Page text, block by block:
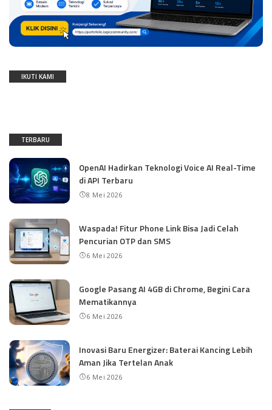
IKUTI KAMI
TERBARU
OpenAI Hadirkan Teknologi Voice AI Real-Time
di API Terbaru
8 Mei 2026
Waspada! Fitur Phone Link Bisa Jadi Celah
Pencurian OTP dan SMS
6 Mei 2026
Google Pasang AI 4GB di Chrome, Begini Cara
Mematikannya
6 Mei 2026
Inovasi Baru Energizer: Baterai Kancing Lebih
Aman Jika Tertelan Anak
6 Mei 2026